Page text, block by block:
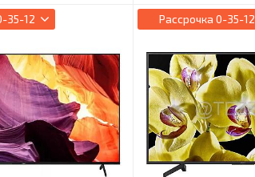
35-12 Рассрочка 0-35-12